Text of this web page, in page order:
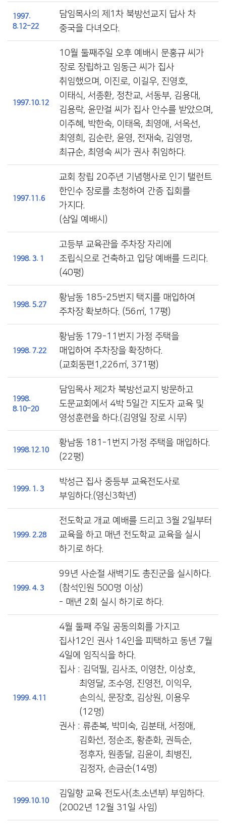
1997.
8.12-22
담임목사의 제1차 북방선교지 답사 차
중국을 다녀오다.
1997.10.12
10월 둘째주일 오후 예배시 문홍규 씨가
장로 장립하고 임동근 씨가 집사
취임했으며, 이진로, 이길우, 진영호,
이태식, 서종환, 정찬교, 서동부, 김용대,
김용락, 윤만걸 씨가 집사 안수를 받았으며,
이주혜, 박한숙, 이태옥, 최영애, 서옥선,
최영희, 김순란, 윤영, 전재숙, 김영명,
최규순, 최영숙 씨가 권사 취임하다.
1997.11.6
교회 창립 20주년 기념행사로 인기 탤런트
한인수 장로를 초청하여 간증 집회를
가지다.
(삼일 예배시)
1998. 3. 1
고등부 교육관을 주차장 자리에
조립식으로 건축하고 입당 예배를 드리다.
(40평)
1998. 5.27
황남동 185-25번지 택지를 매입하여
주차장 확보하다. (56㎡, 17평)
1998. 7.22
황남동 179-11번지 가정 주택을
매입하여 주차장을 확장하다.
(교회동편1,226㎡, 371평)
1998.
8.10-20
담임목사 제2차 북방선교지 방문하고
도문교회에서 4박 5일간 지도자 교육 및
영성훈련을 하다.(김영일 장로 시무)
1998.12.10
황남동 181-1번지 가정 주택을 매입하다.
(22평)
1999. 1. 3
박성근 집사 중등부 교육전도사로
부임하다.(영신3학년)
1999. 2.28
전도학교 개교 예배를 드리고 3월 2일부터
교육을 하고 매년 전도학교 교육을 실시
하기로 하다.
1999. 4. 3
99년 사순절 새벽기도 총진군을 실시하다.
(참석인원 500명 이상)
- 매년 2회 실시 하기로 하다.
1999. 4.11
4월 둘째 주일 공동의회를 가지고
집사12인 권사 14인을 피택하고 동년 7월
4일에 임직식을 하다.
집사 : 김덕필, 김사조, 이영찬, 이상호,
최영달, 조수영, 진영전, 이익우,
손의식, 문장호, 김상원, 이용우
(12명)
권사 : 류춘복, 박미숙, 김분태, 서정애,
김화선, 정순조, 황춘화, 권득순,
정후자, 원종달, 김윤이, 최병진,
김정자, 손금순(14명)
1999.10.10
김일향 교육 전도사(초.소년부) 부임하다.
(2002년 12월 31일 사임)